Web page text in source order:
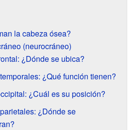
la cabeza ósea?
(neurocráneo)
¿Dónde se ubica?
¿Qué función tienen?
¿Cuál es su posición?
¿Dónde se